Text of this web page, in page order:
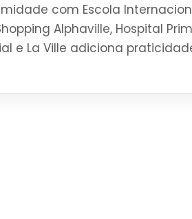
com Escola
Alphaville, Hospital
e La Ville adiciona